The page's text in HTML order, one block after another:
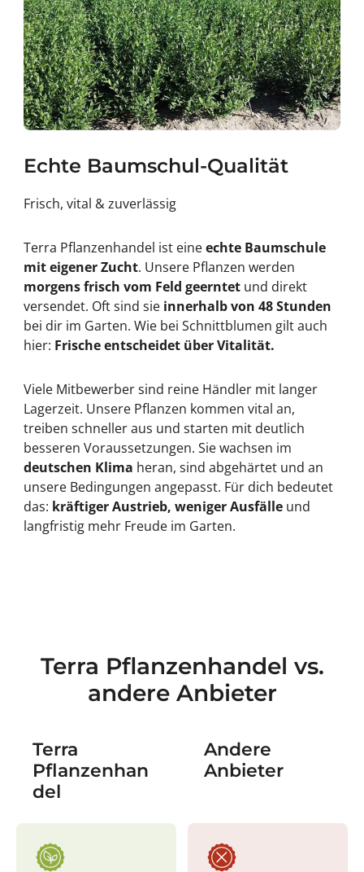
Echte Baumschul-Qualität
Frisch, vital & zuverlässig
Terra Pflanzenhandel ist eineechte Baumschule
mit eigener Zucht. Unsere Pflanzen werden
morgens frisch vom Feld geerntetund direkt
versendet. Oft sind sie innerhalb von 48 Stunden
bei dir im Garten. Wie bei Schnittblumen gilt auch
hier: Frische entscheidet über Vitalität.
Viele Mitbewerber sind reine Händler mit langer
Lagerzeit. Unsere Pflanzen kommen vital an,
treiben schneller aus und starten mit deutlich
besseren Voraussetzungen. Sie wachsen im
deutschen Klima heran, sind abgehärtet und an
unsere Bedingungen angepasst. Für dich bedeutet
das: kräftiger Austrieb, weniger Ausfälle und
langfristig mehr Freude im Garten.
Terra Pflanzenhandel vs.
andere Anbieter
Terra
Pflanzenhan
del
Andere
Anbieter